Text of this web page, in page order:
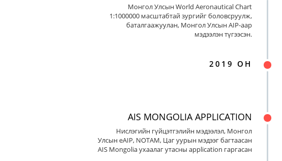
Монгол Улсын World Aeronautical Chart
1:1000000 масштабтай зургийг боловсруулж,
баталгаажуулан, Монгол Улсын AIP-аар
мэдээлэн түгээсэн.
2019 ОН
AIS MONGOLIA APPLICATION
Нислэгийн гүйцэтгэлийн мэдээлэл, Монгол
Улсын eAIP, NOTAM, Цаг уурын мэдээг багтаасан
AIS Mongolia ухаалаг утасны application гаргасан